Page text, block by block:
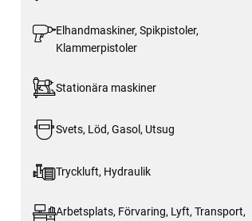
Elhandmaskiner, Spikpistoler,
Klammerpistoler
Stationära maskiner
Svets, Löd, Gasol, Utsug
Tryckluft, Hydraulik
Arbetsplats, Förvaring, Lyft, Transport,